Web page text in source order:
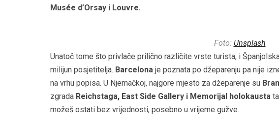
Musée d’Orsay i Louvre.
Foto: Unsplash
Unatoč tome što privlače prilično različite vrste turista, i
milijun posjetitelja. Barcelona je poznata po džeparenju pa nije
na vrhu popisa. U Njemačkoj, najgore mjesto za džeparenje su
zgrada Reichstaga, East Side Gallery i Memorijal holokausta
možeš ostati bez vrijednosti, posebno u vrijeme gužve.